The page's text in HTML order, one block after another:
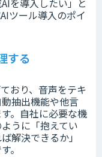
ツール導入のポイ
する
おり、音声をテキ
抽出機能や他言
。自社に必要な機
うに「抱えてい
解決できるか」
。